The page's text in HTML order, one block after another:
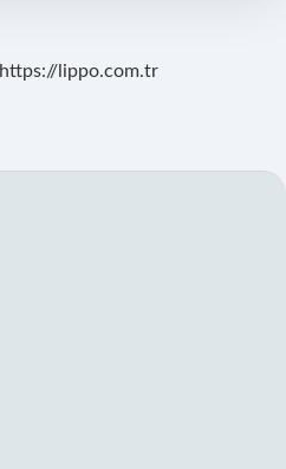
https://lippo.com.tr